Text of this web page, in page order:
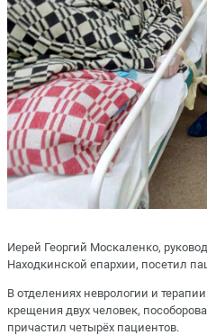
Иерей Георгий Москаленко,
Находкинской епархии, посетил
В отделениях неврологии и
крещения двух человек,
причастил четырёх пациентов.